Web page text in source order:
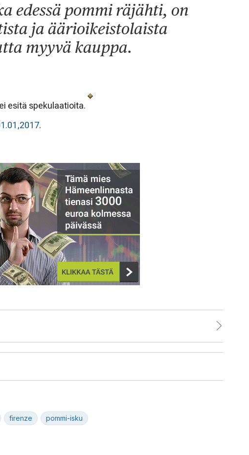
edessä pommi räjähti, on
ja äärioikeistolaista
myyvä kauppa.
esitä spekulaatioita.
.
firenze pommi-isku